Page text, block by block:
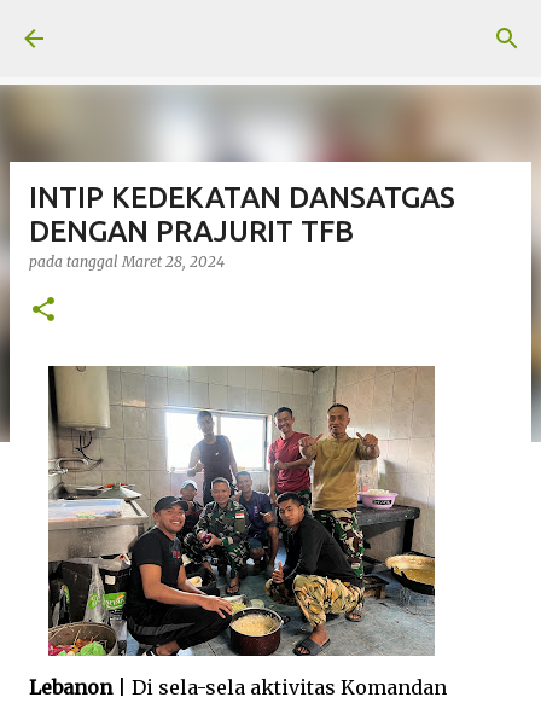
INTIP KEDEKATAN DANSATGAS
DENGAN PRAJURIT TFB
pada tanggalMaret 28, 2024
Lebanon| Di sela-sela aktivitas Komandan